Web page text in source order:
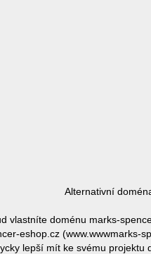
Alternativní
vlastníte doménu marks-
eshop.cz (www.wwwmarks-
lepší mít ke svému projektu